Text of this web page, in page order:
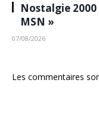
Nostalgie
MSN »
07/08/2026
Les commentaires